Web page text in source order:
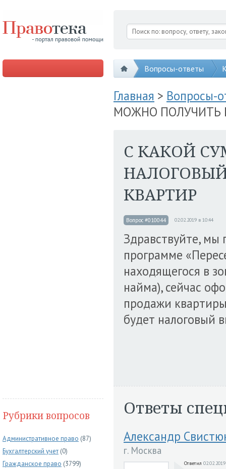
Вопросы-ответы
Рубрики вопросов
Административное право (87)
Бухгалтерский учет (0)
Гражданское право (3799)
Главная > Вопросы-
МОЖНО ПОЛУЧИТЬ
С КАКОЙ
КВАРТИР
Вопрос #010044 02.02.2019 в 10:44
Здравствуйте, мы
программе
находящегося в
найма), сейчас
продажи
будет налоговый
Ответы
Александр
г. Москва
Ответил